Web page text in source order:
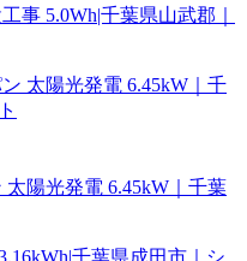
事 5.0Wh|千葉県山武郡｜
陽光発電 6.45kW｜千葉